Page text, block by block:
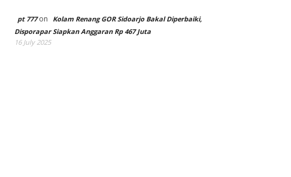
pt 777on
Kolam Renang GOR Sidoarjo Bakal Diperbaiki,
Disporapar Siapkan Anggaran Rp 467 Juta
16 July 2025